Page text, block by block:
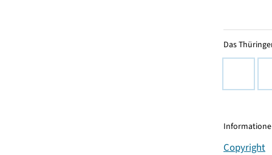
Das
Copyright